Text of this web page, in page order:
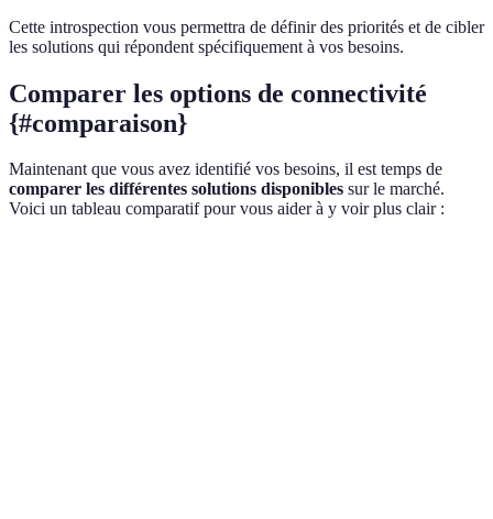
Cette introspection vous permettra de définir des priorités et de cibler
les solutions qui répondent spécifiquement à vos besoins.
Comparer les options de connectivité
{#comparaison}
Maintenant que vous avez identifié vos besoins, il est temps de
comparer les différentes solutions disponibles sur le marché.
Voici un tableau comparatif pour vous aider à y voir plus clair :